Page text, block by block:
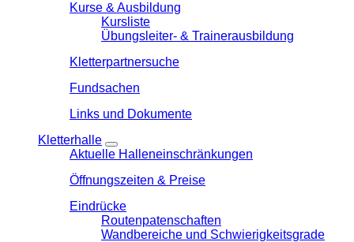
Kurse & Ausbildung
Kursliste
Übungsleiter- & Trainerausbildung
Kletterpartnersuche
Fundsachen
Links und Dokumente
Kletterhalle
Aktuelle Halleneinschränkungen
Öffnungszeiten & Preise
Eindrücke
Routenpatenschaften
Wandbereiche und Schwierigkeitsgrade